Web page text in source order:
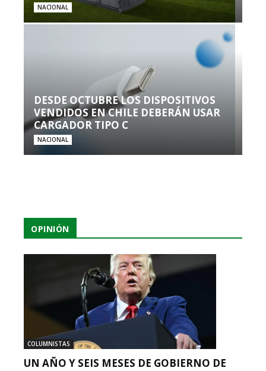
NACIONAL
DESDE OCTUBRE LOS DISPOSITIVOS
VENDIDOS EN CHILE DEBERÁN USAR
CARGADOR TIPO C
NACIONAL
OPINIÓN
COLUMNISTAS
UN AÑO Y SEIS MESES DE GOBIERNO DE